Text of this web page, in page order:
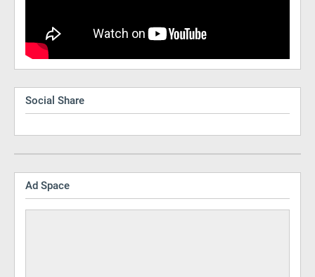
Social Share
Ad Space